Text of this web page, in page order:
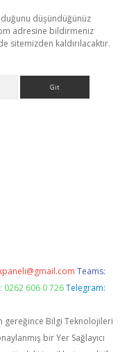
düşündüğünüz
adresine bildirmeniz
sitemizden kaldırılacaktır.
Teams:
0262 606 0 726 Telegram:
gereğince Bilgi Teknolojileri
bir Yer Sağlayıcı